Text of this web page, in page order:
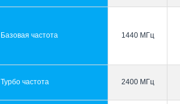
Базовая частота 1440 МГц
Турбо частота 2400 МГц